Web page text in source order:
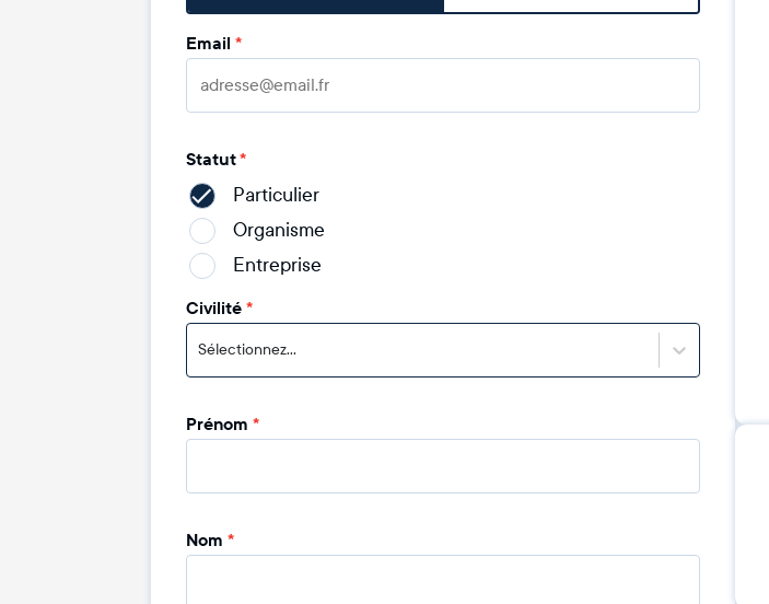
Email *
Statut*
Particulier
Organisme
Entreprise
Civilité*
Sélectionnez...
Prénom *
Nom *